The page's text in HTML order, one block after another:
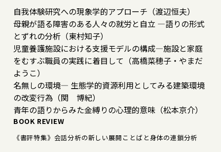
自我体験研究への現象学的アプローチ（渡辺恒夫）
母親が語る障害のある人々の就労と自立 ―語りの形式
とずれの分析（東村知子）
児童養護施設における支援モデルの構成―施設と家庭
をむすぶ職員の実践に着目して（高橋菜穂子・やまだ
ようこ）
名無しの環境― 生態学的資源利用としてみる建築環境
の改変行為（関 博紀）
青年の語りからみた金縛りの心理的意味（松本京介）
BOOK REVIEW
《書評特集》会話分析の新しい展開――ことばと身体の連鎖分析